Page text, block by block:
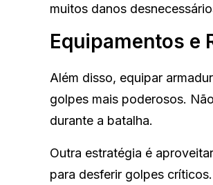
muitos danos
Equipamentos e
Além disso, equipar
golpes mais poderosos.
durante a batalha.
Outra estratégia é
para desferir golpes